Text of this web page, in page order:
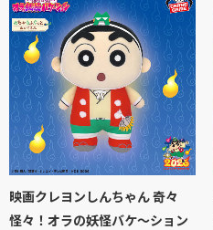
映画クレヨンしんちゃん 奇々
怪々！オラの妖怪バケ～ション